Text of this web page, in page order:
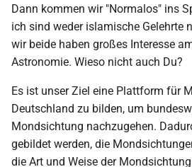
t2011
2010
2009
2008
2007
Dann kommen wir "Normalos" ins
ich sind weder islamische Gelehrte
wir beide haben großes Interesse
Astronomie. Wieso nicht auch Du?
Es ist unser Ziel eine Plattform für
Deutschland zu bilden, um
Mondsichtung nachzugehen.
gebildet werden, die
die Art und Weise der